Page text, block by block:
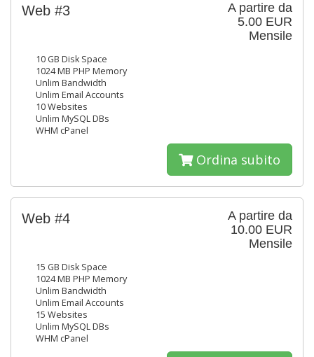
A partire da
5.00 EUR
Mensile
Web #3
10 GB Disk Space
1024 MB PHP Memory
Unlim Bandwidth
Unlim Email Accounts
10 Websites
Unlim MySQL DBs
WHM cPanel
Ordina subito
A partire da
10.00 EUR
Mensile
Web #4
15 GB Disk Space
1024 MB PHP Memory
Unlim Bandwidth
Unlim Email Accounts
15 Websites
Unlim MySQL DBs
WHM cPanel